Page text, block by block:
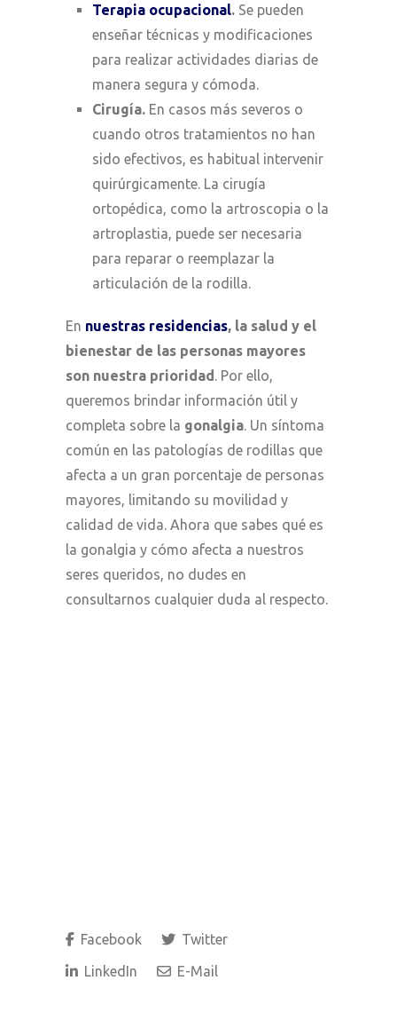
Terapia ocupacional. Se pueden
enseñar técnicas y modificaciones
para realizar actividades diarias de
manera segura y cómoda.
Cirugía. En casos más severos o
cuando otros tratamientos no han
sido efectivos, es habitual intervenir
quirúrgicamente. La cirugía
ortopédica, como la artroscopia o la
artroplastia, puede ser necesaria
para reparar o reemplazar la
articulación de la rodilla.
En nuestras residencias, la salud y el
bienestar de las personas mayores
son nuestra prioridad. Por ello,
queremos brindar información útil y
completa sobre la gonalgia. Un síntoma
común en las patologías de rodillas que
afecta a un gran porcentaje de personas
mayores, limitando su movilidad y
calidad de vida. Ahora que sabes qué es
la gonalgia y cómo afecta a nuestros
seres queridos, no dudes en
consultarnos cualquier duda al respecto.
Facebook
Twitter
LinkedIn
E-Mail